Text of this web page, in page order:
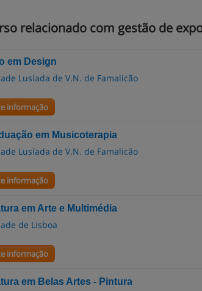
relacionado com gestão de
em Design
Lusíada de V.N. de Famalicão
informação
em Musicoterapia
Lusíada de V.N. de Famalicão
informação
em Arte e Multimédia
de Lisboa
informação
em Belas Artes - Pintura